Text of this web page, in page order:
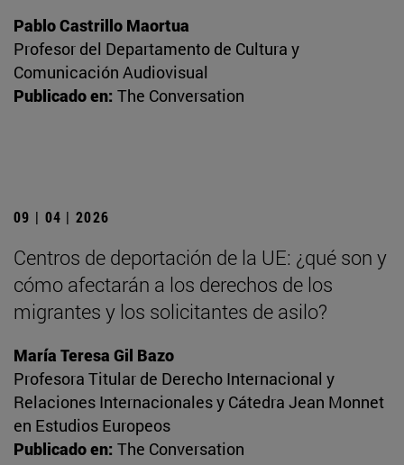
Pablo Castrillo Maortua
Profesor del Departamento de Cultura y
Comunicación Audiovisual
Publicado en: The Conversation
09 | 04 | 2026
Centros de deportación de la UE: ¿qué son y
cómo afectarán a los derechos de los
migrantes y los solicitantes de asilo?
María Teresa Gil Bazo
Profesora Titular de Derecho Internacional y
Relaciones Internacionales y Cátedra Jean Monnet
en Estudios Europeos
Publicado en: The Conversation